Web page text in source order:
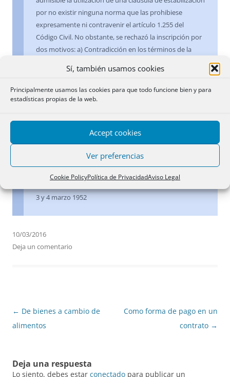
Sí, también usamos cookies
Principalmente usamos las cookies para que todo funcione bien y para
estadísticas propias de la web.
Accept cookies
Ver preferencias
Cookie PolicyPolítica de PrivacidadAviso Legal
por no existir ninguna norma que las prohibiese
expresamente ni contravenir el artículo 1.255 del
Código Civil. No obstante, se rechazó la inscripción por
dos motivos: a) Contradicción en los términos de la
finca respondía de sesenta mil pesetas de principal y en
otra estipulación se decía que el capital a reintegrar se
determinaría, caso de depreciación, por el valor del
de estabilización, al no determinar exactamente la
responsabilidad real de la finca, lo que, según el Centro
de responsabilidad y constituyendo, de este modo, una
hipoteca de seguridad.
3 y 4 marzo 1952
10/03/2016
Deja un comentario
Navegación
de
← De bienes a cambio de
alimentos
Como forma de pago en un
contrato →
Deja una respuesta
Lo siento, debes estar conectado para publicar un